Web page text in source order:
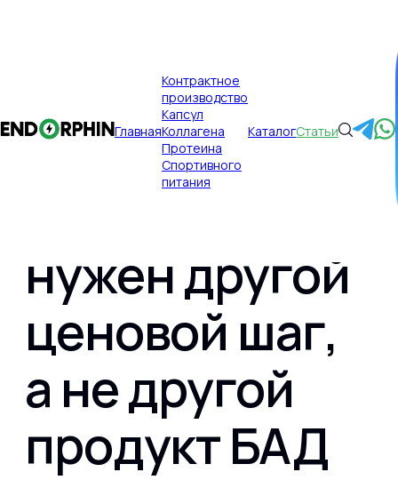
Главная
Контрактное
производство
Капсул
Коллагена
Протеина
Спортивного
питания
КаталогСтатьи
Главная
Контрактное производство
Капсул
Публикации
Когда новому
нужен другой
ценовой шаг,
а не другой
продукт БАД